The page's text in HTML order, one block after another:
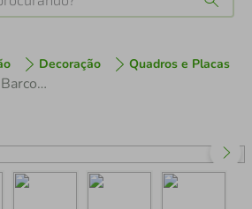
Decoração Quadros e Placas
Quadro Escultura Barco Viking 150x110 Marrom